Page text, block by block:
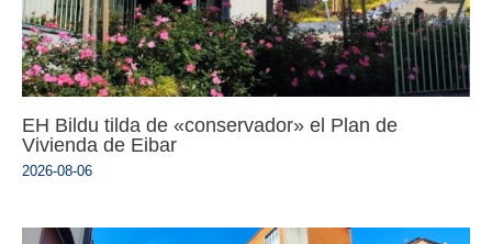
EH Bildu tilda de «conservador» el Plan de
Vivienda de Eibar
2026-08-06